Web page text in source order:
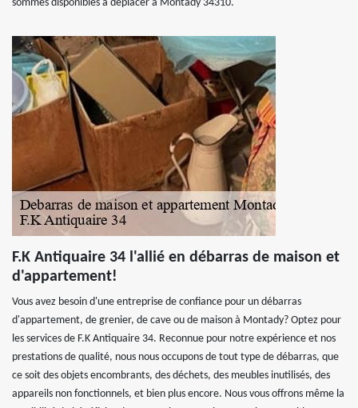
sommes disponibles à déplacer à Montady 34310.
F.K Antiquaire 34 l'allié en débarras de maison et
d'appartement!
Vous avez besoin d'une entreprise de confiance pour un débarras
d'appartement, de grenier, de cave ou de maison à Montady? Optez pour
les services de F.K Antiquaire 34. Reconnue pour notre expérience et nos
prestations de qualité, nous nous occupons de tout type de débarras, que
ce soit des objets encombrants, des déchets, des meubles inutilisés, des
appareils non fonctionnels, et bien plus encore. Nous vous offrons même la